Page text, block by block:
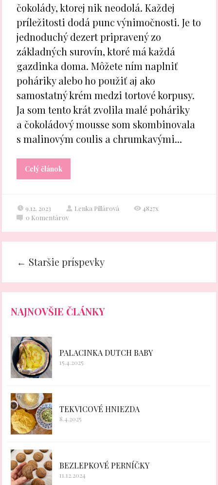
čokolády, ktorej nik neodolá. Každej
príležitosti dodá punc výnimočnosti. Je to
jednoduchý dezert pripravený zo
základných surovín, ktoré má každá
gazdinka doma. Môžete ním naplniť
poháriky alebo ho použiť aj ako
samostatný krém medzi tortové korpusy.
Ja som tento krát zvolila malé poháriky
a čokoládový mousse som skombinovala
s malinovým coulis a chrumkavými...
Celý článok
9.12. 2023 Lenka Pillárová
4827x
0 Komentárov
← Staršie príspevky
NAJNOVŠIE ČLÁNKY
PALACINKA DUTCH BABY
15.4.2025
TEKVICOVÉ HNIEZDA
8.4.2025
BEZLEPKOVÉ PERNÍČKY
11.12.2024